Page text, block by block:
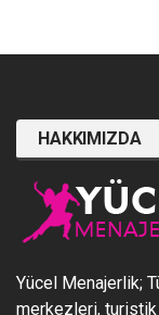
HAKKIMIZDA
Yücel Menajerlik;
merkezleri,